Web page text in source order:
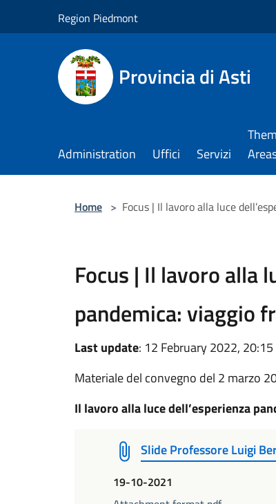
Region Piedmont
Provincia di Asti
Administration Uffici Servizi
Home > Focus | Il lavoro alla luce
Focus | Il lavoro alla
pandemica: viaggio
Last update: 12 February 2022, 20:15
Materiale del convegno del 2 marzo
Il lavoro alla luce dell’esperienza
Slide Professore Luigi
19-10-2021